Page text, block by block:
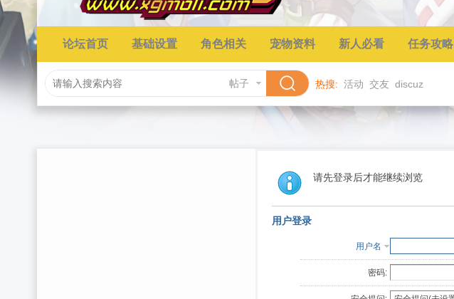
论坛首页 基础设置 角色相关 宠物资料 新人必看 任务攻略
帖子 热搜: 活动 交友 discuz
请先登录后才能继续浏览
用户登录
用户名
密码: